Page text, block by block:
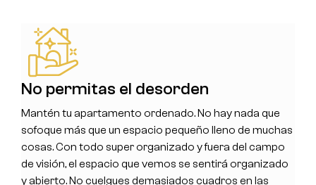
No permitas el desorden
Mantén tu apartamento ordenado. No hay nada que
sofoque más que un espacio pequeño lleno de muchas
cosas. Con todo super organizado y fuera del campo
de visión, el espacio que vemos se sentirá organizado
y abierto. No cuelgues demasiados cuadros en las